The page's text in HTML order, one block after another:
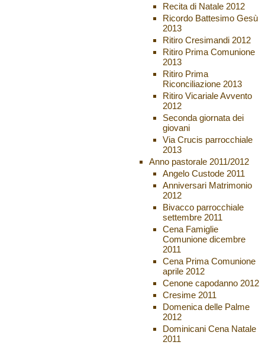
Recita di Natale 2012
Ricordo Battesimo Gesù
2013
Ritiro Cresimandi 2012
Ritiro Prima Comunione
2013
Ritiro Prima
Riconciliazione 2013
Ritiro Vicariale Avvento
2012
Seconda giornata dei
giovani
Via Crucis parrocchiale
2013
Anno pastorale 2011/2012
Angelo Custode 2011
Anniversari Matrimonio
2012
Bivacco parrocchiale
settembre 2011
Cena Famiglie
Comunione dicembre
2011
Cena Prima Comunione
aprile 2012
Cenone capodanno 2012
Cresime 2011
Domenica delle Palme
2012
Dominicani Cena Natale
2011